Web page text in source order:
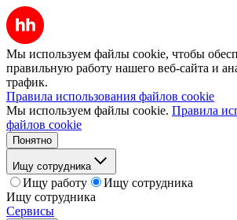
Мы используем файлы cookie, чтобы
правильную работу нашего веб-сайта и
трафик.
Правила использования файлов cookie
Мы используем файлы cookie. Правила
файлов cookie
Понятно
Ищу сотрудника
Ищу работу
Ищу сотрудника
Ищу сотрудника
Сервисы